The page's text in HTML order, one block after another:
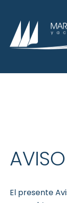
El presente